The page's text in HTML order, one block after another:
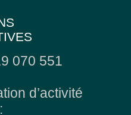
070 551
d’activité